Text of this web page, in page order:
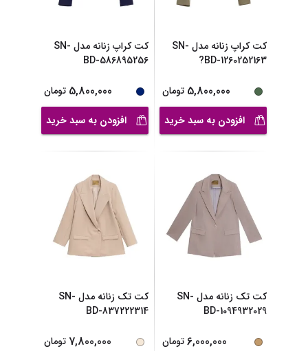
کت کراپ زنانه مدل SN-
BD-1260252163?
5,800,000 تومان
افزودن به سبد خرید
کت کراپ زنانه مدل SN-
BD-586895256
5,800,000 تومان
افزودن به سبد خرید
کت تک زنانه مدل SN-
BD-1094932029
6,000,000تومان
کت تک زنانه مدل SN-
BD-837222314
7,800,000 تومان